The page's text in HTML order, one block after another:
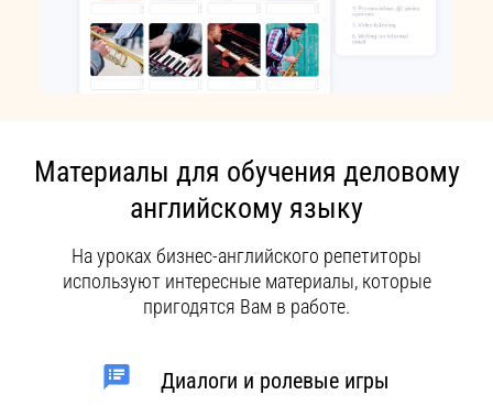
Материалы для обучения деловому
английскому языку
На уроках бизнес-английского репетиторы
используют интересные материалы, которые
пригодятся Вам в работе.
Диалоги и ролевые игры